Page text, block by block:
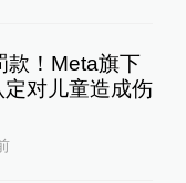
款！Meta旗下
对儿童造成伤